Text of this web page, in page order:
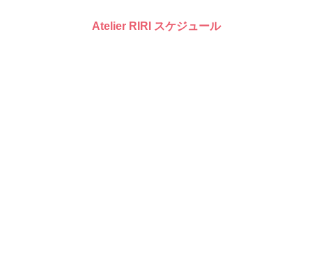
Atelier RIRI スケジュール